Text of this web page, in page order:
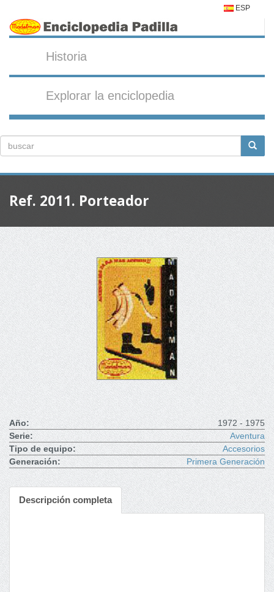
ESP
Historia
Explorar la enciclopedia
Ref. 2011. Porteador
Año:
1972 - 1975
Serie:
Aventura
Tipo de equipo:
Accesorios
Generación:
Primera Generación
Descripción completa